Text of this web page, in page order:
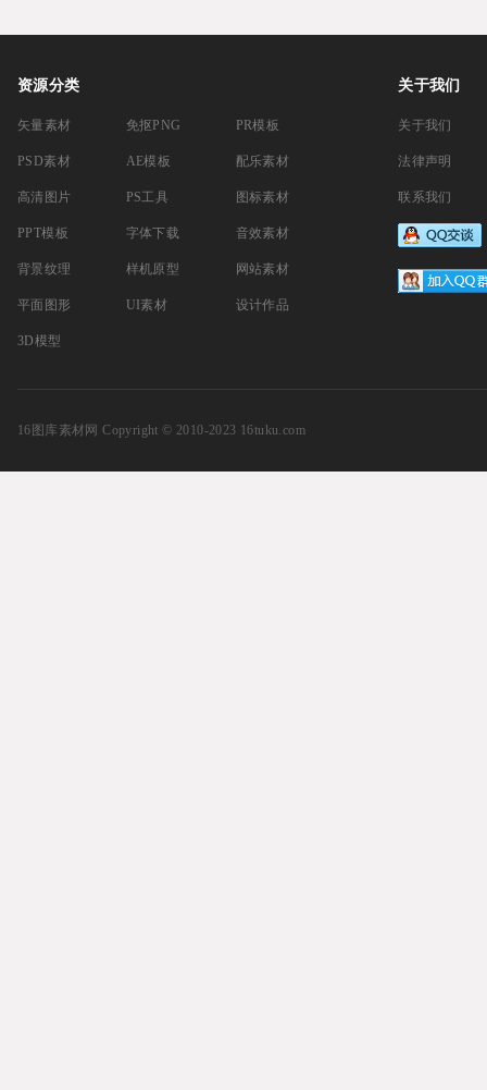
资源分类
矢量素材
PSD素材
高清图片
PPT模板
背景纹理
平面图形
3D模型
免抠PNG
AE模板
PS工具
字体下载
样机原型
UI素材
PR模板
配乐素材
图标素材
音效素材
网站素材
设计作品
关于我们
关于我们
法律声明
联系我们
16图库素材网 Copyright © 2010-2023 16tuku.com